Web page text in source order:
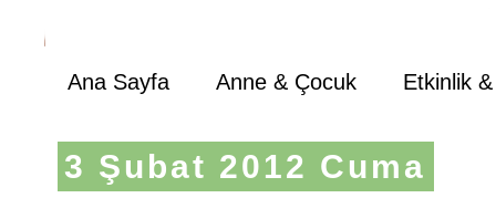
Ana Sayfa Anne & Çocuk Etkinlik
3 Şubat 2012 Cuma